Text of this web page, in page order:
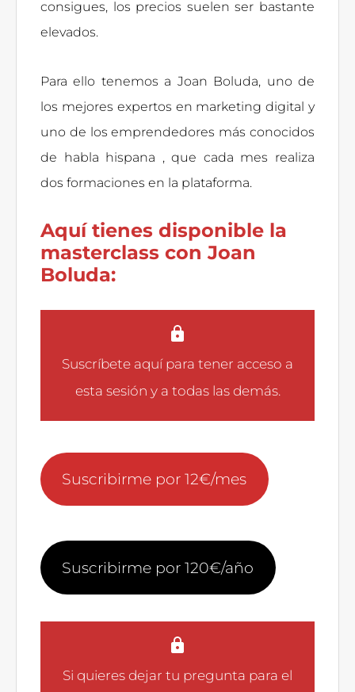
consigues, los precios suelen ser bastante
elevados.
Para ello tenemos a Joan Boluda, uno de
los mejores expertos en marketing digital y
uno de los emprendedores más conocidos
de habla hispana , que cada mes realiza
dos formaciones en la plataforma.
Aquí tienes disponible la
masterclass con Joan
Boluda:
Suscríbete aquípara tener acceso a
esta sesión y a todas las demás.
Suscribirme por 12€/mes
Suscribirme por 120€/año
Si quieres dejar tu pregunta para el